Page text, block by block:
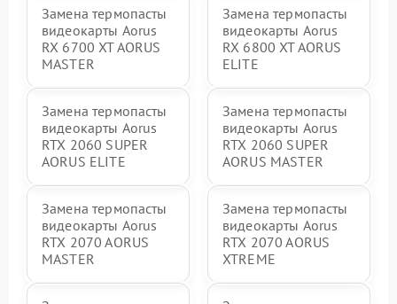
Замена термопасты
видеокарты Aorus
RX 6700 XT AORUS
MASTER
Замена термопасты
видеокарты Aorus
RX 6800 XT AORUS
ELITE
Замена термопасты
видеокарты Aorus
RTX 2060 SUPER
AORUS ELITE
Замена термопасты
видеокарты Aorus
RTX 2060 SUPER
AORUS MASTER
Замена термопасты
видеокарты Aorus
RTX 2070 AORUS
MASTER
Замена термопасты
видеокарты Aorus
RTX 2070 AORUS
XTREME